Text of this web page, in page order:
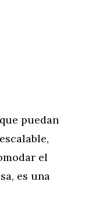
puedan
el
es una